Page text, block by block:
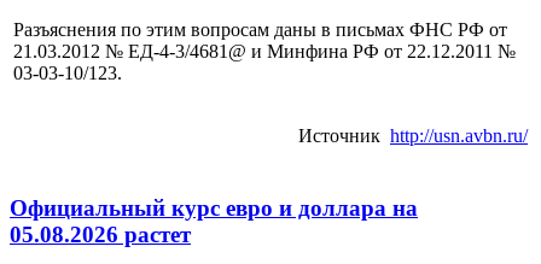
Разъяснения по этим вопросам даны в письмах ФНС РФ от
21.03.2012 № ЕД-4-3/4681@ и Минфина РФ от 22.12.2011 №
03‑03‑10/123.
Источник http://usn.avbn.ru/
Официальный курс евро и доллара на
05.08.2026 растет